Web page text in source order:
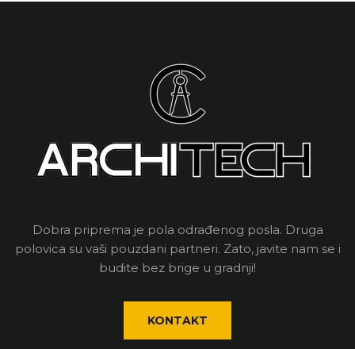
Dobra priprema je pola odrađenog posla. Druga
polovica su vaši pouzdani partneri. Zato, javite nam se i
budite bez brige u gradnji!
KONTAKT